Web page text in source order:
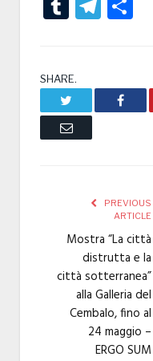
SHARE.
Email
PREVIOUS
ARTICLE
Mostra “La città
distrutta e la
città sotterranea”
alla Galleria del
Cembalo, fino al
24 maggio –
ERGO SUM